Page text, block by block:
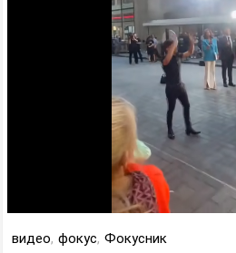
видео, фокус, Фокусник